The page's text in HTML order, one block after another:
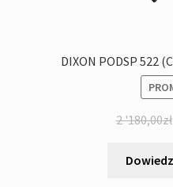
DIXON PODSP 522
2 '180,00zł